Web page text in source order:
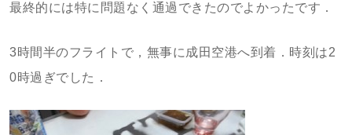
最終的には特に問題なく通過できたのでよかったです．
3時間半のフライトで，無事に成田空港へ到着．時刻は2
0時過ぎでした．